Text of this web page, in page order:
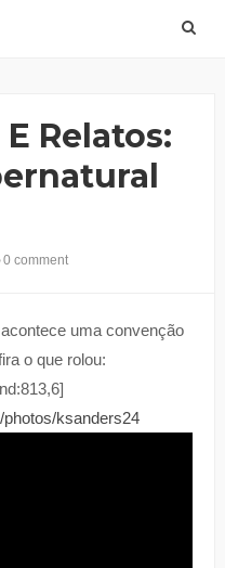
Relatos:
0 comment
uma convenção
o que rolou:
ksanders24